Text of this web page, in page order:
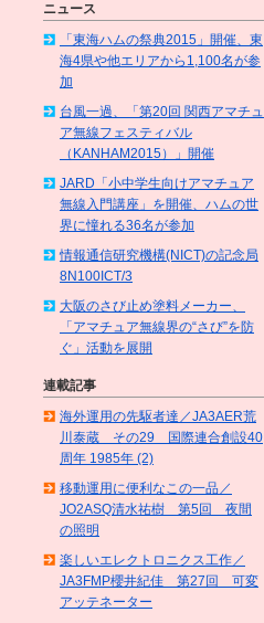
ニュース
「東海ハムの祭典2015」開催、東
海4県や他エリアから1,100名が参
加
台風一過、「第20回 関西アマチュ
ア無線フェスティバル
（KANHAM2015）」開催
JARD「小中学生向けアマチュア
無線入門講座」を開催、ハムの世
界に憧れる36名が参加
情報通信研究機構(NICT)の記念局
8N100ICT/3
大阪のさび止め塗料メーカー、
「アマチュア無線界の“さび”を防
ぐ」活動を展開
連載記事
海外運用の先駆者達／JA3AER荒
川泰蔵 その29 国際連合創設40
周年 1985年 (2)
移動運用に便利なこの一品／
JO2ASQ清水祐樹 第5回 夜間
の照明
楽しいエレクトロニクス工作／
JA3FMP櫻井紀佳 第27回 可変
アッテネーター